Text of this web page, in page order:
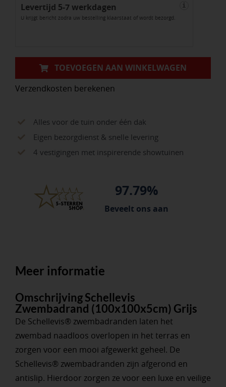
(100x100x5cm)
Grijs
Levertijd 5-7 werkdagen
U krijgt bericht zodra uw bestelling klaarstaat of wordt bezorgd.
i
TOEVOEGEN AAN WINKELWAGEN
Verzendkosten berekenen
Alles voor de tuin onder één dak
Eigen bezorgdienst & snelle levering
4 vestigingen met inspirerende showtuinen
97.79%
Beveelt ons aan
Meer informatie
Omschrijving Schellevis
Zwembadrand (100x100x5cm) Grijs
De Schellevis® zwembadranden laten het
zwembad naadloos overlopen in het terras en
zorgen voor een mooi afgewerkt geheel. De
Schellevis® zwembadranden zijn afgerond en
antislip. Hierdoor zorgen ze voor een luxe en veilige